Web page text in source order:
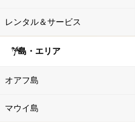
レンタル＆サービス
島・エリア
オアフ島
マウイ島